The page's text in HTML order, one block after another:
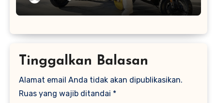
Tinggalkan Balasan
Alamat email Anda tidak akan dipublikasikan.
Ruas yang wajib ditandai *